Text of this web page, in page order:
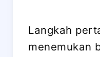
Langkah
menemukan